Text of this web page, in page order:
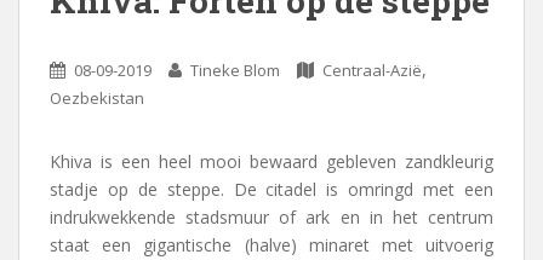
08-09-2019 Tineke Blom Centraal-Azië,
Oezbekistan
Khiva is een heel mooi bewaard gebleven zandkleurig
stadje op de steppe. De citadel is omringd met een
indrukwekkende stadsmuur of ark en in het centrum
staat een gigantische (halve) minaret met uitvoerig